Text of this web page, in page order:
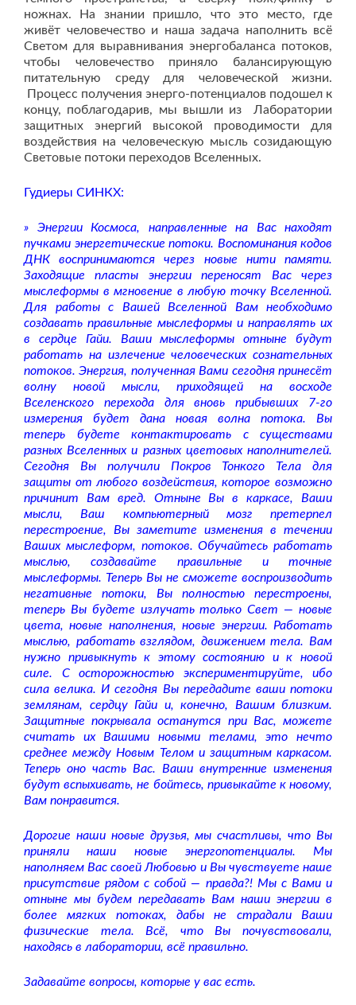
ножнах. На знании пришло, что это место, где
живёт человечество и наша задача наполнить всё
Светом для выравнивания энергобаланса потоков,
чтобы человечество приняло балансирующую
питательную среду для человеческой жизни.
Процесс получения энерго-потенциалов подошел к
концу, поблагодарив, мы вышли из Лаборатории
защитных энергий высокой проводимости для
воздействия на человеческую мысль созидающую
Световые потоки переходов Вселенных.
Гудиеры СИНКХ:
» Энергии Космоса, направленные на Вас находят
пучками энергетические потоки. Воспоминания кодов
ДНК воспринимаются через новые нити памяти.
Заходящие пласты энергии переносят Вас через
мыслеформы в мгновение в любую точку Вселенной.
Для работы с Вашей Вселенной Вам необходимо
создавать правильные мыслеформы и направлять их
в сердце Гайи. Ваши мыслеформы отныне будут
работать на излечение человеческих сознательных
потоков. Энергия, полученная Вами сегодня принесёт
волну новой мысли, приходящей на восходе
Вселенского перехода для вновь прибывших 7-го
измерения будет дана новая волна потока. Вы
теперь будете контактировать с существами
разных Вселенных и разных цветовых наполнителей.
Сегодня Вы получили Покров Тонкого Тела для
защиты от любого воздействия, которое возможно
причинит Вам вред. Отныне Вы в каркасе, Ваши
мысли, Ваш компьютерный мозг претерпел
перестроение, Вы заметите изменения в течении
Ваших мыслеформ, потоков. Обучайтесь работать
мыслью, создавайте правильные и точные
мыслеформы. Теперь Вы не сможете воспроизводить
негативные потоки, Вы полностью перестроены,
теперь Вы будете излучать только Свет — новые
цвета, новые наполнения, новые энергии. Работать
мыслью, работать взглядом, движением тела. Вам
нужно привыкнуть к этому состоянию и к новой
силе. С осторожностью экспериментируйте, ибо
сила велика. И сегодня Вы передадите ваши потоки
землянам, сердцу Гайи и, конечно, Вашим близким.
Защитные покрывала останутся при Вас, можете
считать их Вашими новыми телами, это нечто
среднее между Новым Телом и защитным каркасом.
Теперь оно часть Вас. Ваши внутренние изменения
будут вспыхивать, не бойтесь, привыкайте к новому,
Вам понравится.
Дорогие наши новые друзья, мы счастливы, что Вы
приняли наши новые энергопотенциалы. Мы
наполняем Вас своей Любовью и Вы чувствуете наше
присутствие рядом с собой — правда?! Мы с Вами и
отныне мы будем передавать Вам наши энергии в
более мягких потоках, дабы не страдали Ваши
физические тела. Всё, что Вы почувствовали,
находясь в лаборатории, всё правильно.
Задавайте вопросы, которые у вас есть.